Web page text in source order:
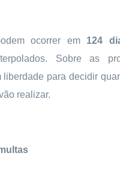
ocorrer em 124
Sobre as
liberdade para decidir
realizar.